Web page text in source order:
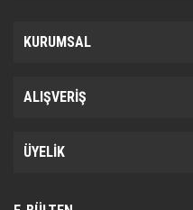
KURUMSAL
ALIŞVERİŞ
ÜYELİK